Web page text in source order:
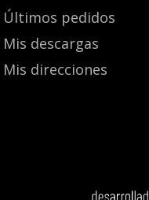
Últimos pedidos
Mis descargas
Mis direcciones